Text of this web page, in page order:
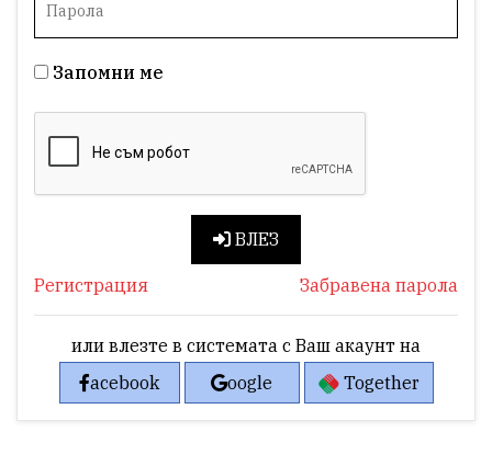
Запомни ме
ВЛЕЗ
Регистрация Забравена парола
или влезте в системата с Ваш акаунт на
acebook
oogle Together